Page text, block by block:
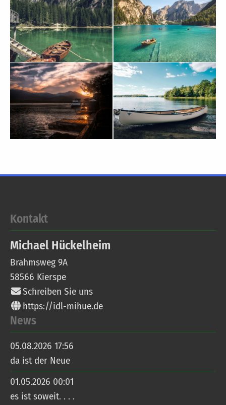
Kontakt
Michael Hückelheim
Brahmsweg 9A
58566 Kierspe
Schreiben Sie uns
https://idl-mihue.de
News
05.08.2026 17:56
da ist der Neue
01.05.2026 00:01
es ist soweit. . . .